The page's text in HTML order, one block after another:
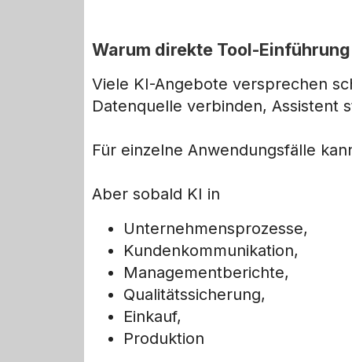
Warum direkte Tool-
Viele KI-Angebote versprechen
Datenquelle verbinden, Assistent
Für einzelne Anwendungsfälle
Aber sobald KI in
Unternehmensprozesse,
Kundenkommunikation,
Managementberichte,
Qualitätssicherung,
Einkauf,
Produktion